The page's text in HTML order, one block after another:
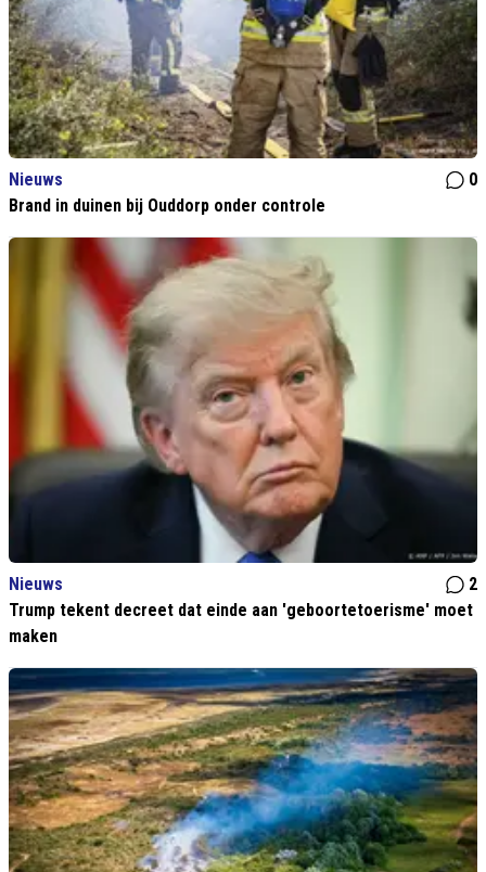
Nieuws
0
Brand in duinen bij Ouddorp onder controle
Nieuws
2
Trump tekent decreet dat einde aan 'geboortetoerisme' moet
maken